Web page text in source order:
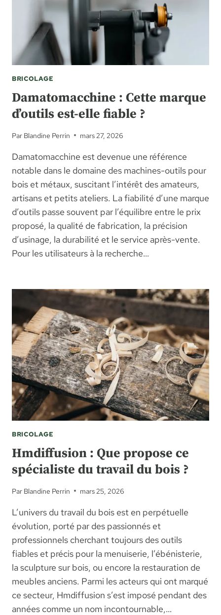
BRICOLAGE
Damatomacchine : Cette marque
d’outils est-elle fiable ?
Par Blandine Perrin mars 27, 2026
Damatomacchine est devenue une référence
notable dans le domaine des machines-outils pour
bois et métaux, suscitant l’intérêt des amateurs,
artisans et petits ateliers. La fiabilité d’une marque
d’outils passe souvent par l’équilibre entre le prix
proposé, la qualité de fabrication, la précision
d’usinage, la durabilité et le service après-vente.
Pour les utilisateurs à la recherche…
BRICOLAGE
Hmdiffusion : Que propose ce
spécialiste du travail du bois ?
Par Blandine Perrin mars 25, 2026
L’univers du travail du bois est en perpétuelle
évolution, porté par des passionnés et
professionnels cherchant toujours des outils
fiables et précis pour la menuiserie, l’ébénisterie,
la sculpture sur bois, ou encore la restauration de
meubles anciens. Parmi les acteurs qui ont marqué
ce secteur, Hmdiffusion s’est imposé pendant des
années comme un nom incontournable,…